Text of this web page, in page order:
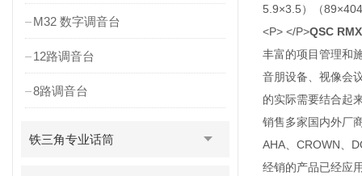
M32 数字调音台
12路调音台
8路调音台
铁三角专业话筒
5.9×3.5）（
<P> </P>QSC
丰富的项目管理和
音朋设备、视像会
的实际需要结合起
销售多家国内外厂
AHA、CROWN、
经销的产品已经应